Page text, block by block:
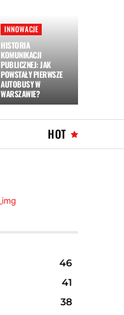
INNOWACJE
HISTORIA
KOMUNIKACJI
PUBLICZNEJ: JAK
POWSTAŁY PIERWSZE
AUTOBUSY W
WARSZAWIE?
HOT
46
41
38